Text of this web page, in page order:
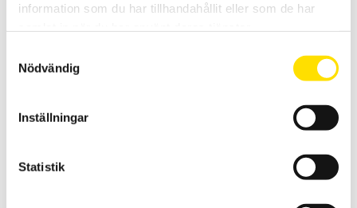
information som du har tillhandahållit eller som de har
Nödvändig
Inställningar
Statistik